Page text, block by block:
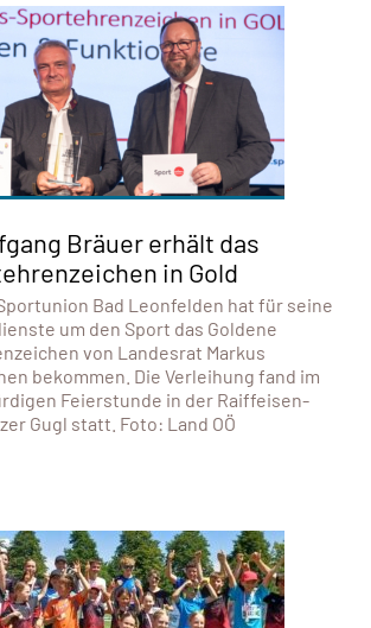
Bräuer erhält das
in Gold
Bad Leonfelden hat für seine
um den Sport das Goldene
von Landesrat Markus
bekommen. Die Verleihung fand im
Feierstunde in der Raiffeisen-
Gugl statt. Foto: Land OÖ